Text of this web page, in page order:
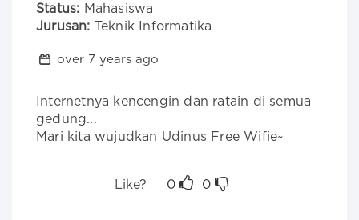
Status: Mahasiswa
Jurusan: Teknik Informatika
over 7 years ago
Internetnya kencengin dan ratain di semua
gedung...
Mari kita wujudkan Udinus Free Wifie~
Like? 0 0